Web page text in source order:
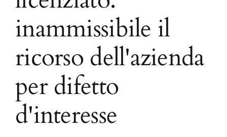
inammissibile il
ricorso dell'azienda
per difetto
d'interesse